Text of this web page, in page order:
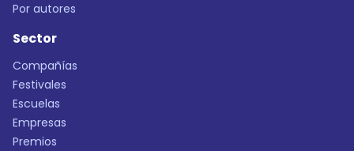
Por autores
Sector
Compañías
Festivales
Escuelas
Empresas
Premios